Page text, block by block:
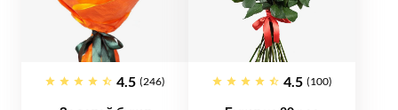
4.5 (246) 4.5 (100)